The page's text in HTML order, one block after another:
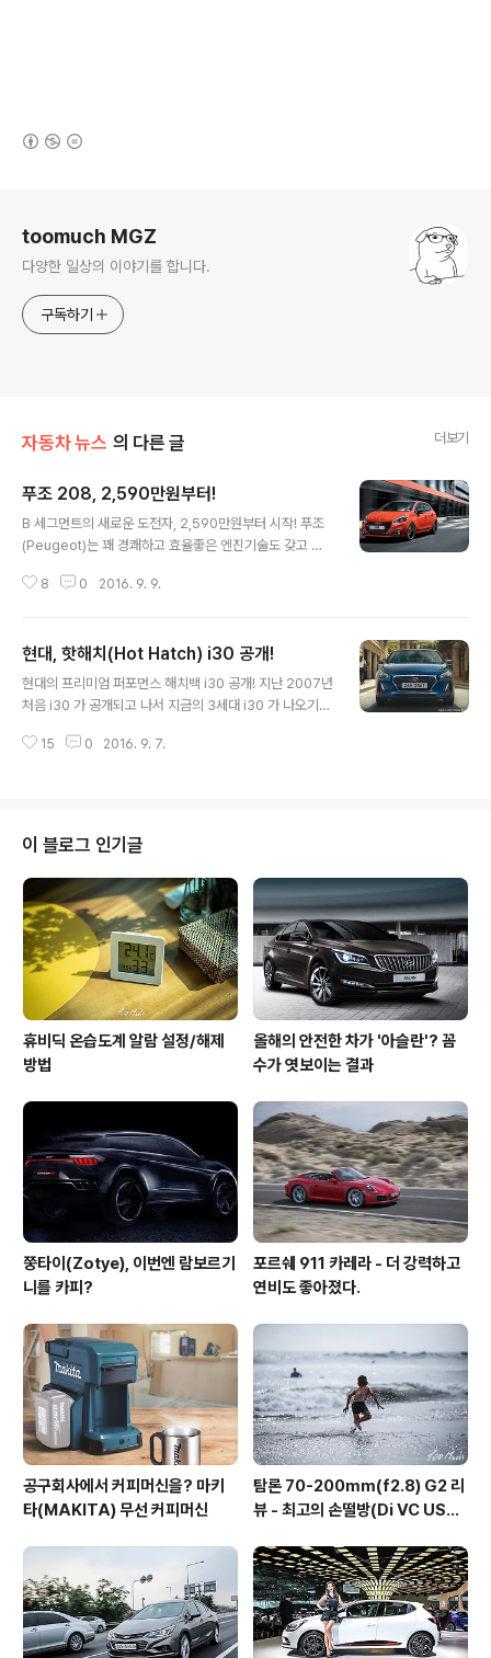
toomuch MGZ
다양한 일상의 이야기를 합니다.
구독하기
자동차 뉴스 의 다른 글 더보기
푸조 208, 2,590만원부터!
B 세그먼트의 새로운 도전자, 2,590만원부터 시작! 푸조
(Peugeot)는 꽤 경쾌하고 효율좋은 엔진기술도 갖고 있
격적인 가격으로 B 세그먼트 시장에서 새로운 도전장을 내
국내 출시했다. 가격은 208 Allure 는 2,590만원부터 시
작하며, GT Line 은 2,790만원부터 시작한다. 예전의 푸
조와는 조금 다른, 세련된 디자인과 함께 파격적인 가격! 그
99마력, 25.9kg.m의 토크와 함께 복합연비 16.7km/L
8 0 2016. 9. 9.
현대, 핫해치(Hot Hatch) i30 공개!
현대의 프리미엄 퍼포먼스 해치백 i30 공개! 지난 2007년
처음 i30 가 공개되고 나서 지금의 3세대 i30 가 나오기까
만, 이제는 자동차 매니아들을 시작으로 핫해치(Hot Hatc
핫해치로 재탄생한 i30 를 공개했다. 그리고 이번 i30 가
기대되는 이유 중 하나는 'N' 브랜드에 대해 한발짝 다가간
모델이기 때문이다. 새로워진 유러피언 감성의 퍼포먼스
이번 3세대 i30 는 1.6리터 디젤엔진을 비롯하여, 가솔린
1.4 터보(T-GDI) 엔진과 1.6 터보엔진이 추가되어 전..
15 0 2016. 9. 7.
이 블로그 인기글
휴비딕 온습도계 알람 설정/해제
방법
올해의 안전한 차가 '아슬란'? 꼼
수가 엿보이는 결과
쭝타이(Zotye), 이번엔 람보르기
니를 카피?
포르쉐 911 카레라 - 더 강력하고
연비도 좋아졌다.
공구회사에서 커피머신을? 마키
타(MAKITA) 무선 커피머신
탐론 70-200mm(f2.8) G2 리
뷰 - 최고의 손떨방(Di VC USD